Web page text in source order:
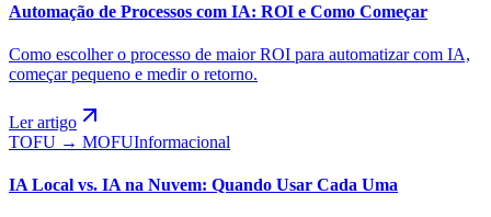
Automação de Processos com IA: ROI e Como Começar
Como escolher o processo de maior ROI para automatizar com IA,
começar pequeno e medir o retorno.
Ler artigo
TOFU → MOFUInformacional
IA Local vs. IA na Nuvem: Quando Usar Cada Uma